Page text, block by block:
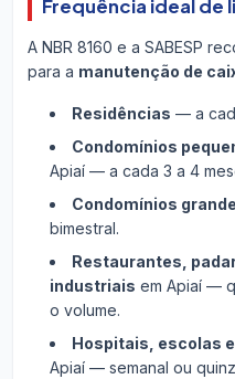
Frequência ideal de
A NBR 8160 e a SABESP
para a manutenção de
Residências — a
Condomínios
Apiaí — a cada 3 a 4
Condomínios
bimestral.
Restaurantes,
industriais em Apiaí —
o volume.
Hospitais, escolas
Apiaí — semanal ou